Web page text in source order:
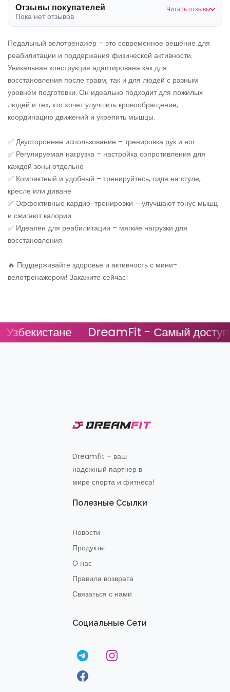
Отзывы покупателей
Пока нет отзывов
Читать отзывы
Педальный велотренажер – это современное решение для
реабилитации и поддержания физической активности.
Уникальная конструкция адаптирована как для
восстановления после травм, так и для людей с разным
уровнем подготовки. Он идеально подходит для пожилых
людей и тех, кто хочет улучшить кровообращение,
координацию движений и укрепить мышцы.
✅ Двустороннее использование – тренировка рук и ног
✅ Регулируемая нагрузка – настройка сопротивления для
каждой зоны отдельно
✅ Компактный и удобный – тренируйтесь, сидя на стуле,
кресле или диване
✅ Эффективные кардио-тренировки – улучшают тонус мышц
и сжигают калории
✅ Идеален для реабилитации – мягкие нагрузки для
восстановления
🔥 Поддерживайте здоровье и активность с мини-
велотренажером! Закажите сейчас!
DreamFit - Самый доступный
Dreamfit – ваш
надежный партнер в
мире спорта и фитнеса!
Полезные Ссылки
Новости
Продукты
О нас
Правила возврата
Связаться с нами
Социальные Сети